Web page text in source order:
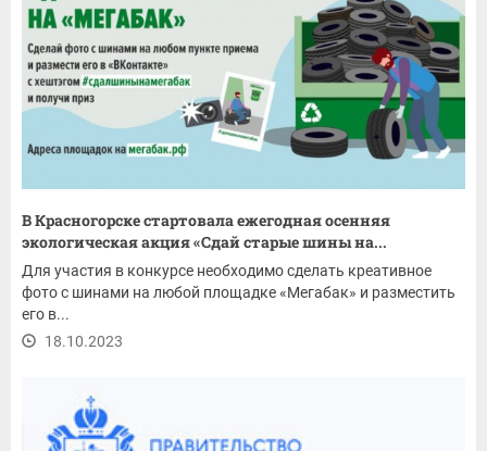
В Красногорске стартовала ежегодная осенняя
экологическая акция «Сдай старые шины на...
Для участия в конкурсе необходимо сделать креативное
фото с шинами на любой площадке «Мегабак» и разместить
его в...
18.10.2023